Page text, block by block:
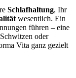
Schlafhaltung, Ihr
wesentlich. Ein
führen – eine
oder
Vita ganz gezielt